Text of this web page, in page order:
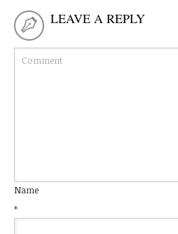
LEAVE A REPLY
Name
*